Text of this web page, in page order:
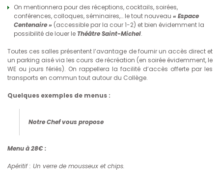
On mentionnera pour des réceptions, cocktails, soirées,
conférences, colloques, séminaires,… le tout nouveau « Espace
Centenaire » (accessible par la cour 1-2) et bien évidemment la
possibilité de louer le Théâtre Saint-Michel.
Toutes ces salles présentent l’avantage de fournir un accès direct et
un parking aisé via les cours de récréation (en soirée évidemment, le
WE ou jours fériés). On rappellera la facilité d’accès offerte par les
transports en commun tout autour du Collège.
Quelques exemples de menus :
Notre Chef vous propose
Menu à 28€ :
Apéritif : Un verre de mousseux et chips.